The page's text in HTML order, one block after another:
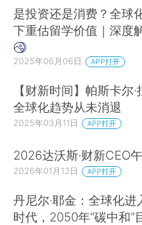
是投资还是消费？全球
下重估留学价值｜深度
2025年06月06日 APP打开
【财新时间】帕斯卡尔·
全球化趋势从未消退
2025年03月11日 APP打开
2026达沃斯·财新CEO
2026年01月13日 APP打开
丹尼尔·耶金：全球化进
时代，2050年“碳中和”